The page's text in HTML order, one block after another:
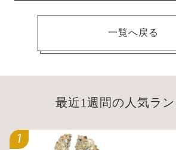
一覧へ戻る
最近1週間の人気ラ
1